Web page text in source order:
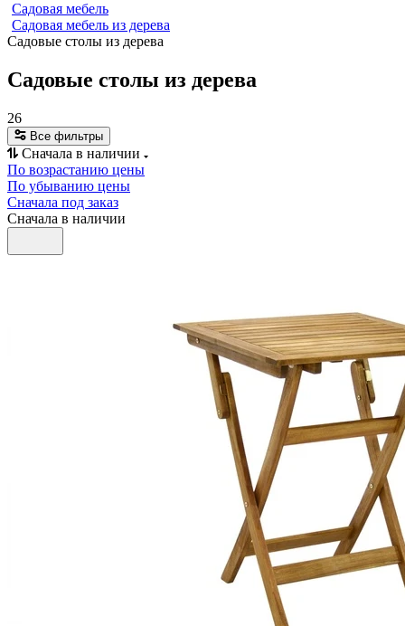
Cадовая мебель
Садовая мебель из дерева
Садовые столы из дерева
Садовые столы из дерева
26
Все фильтры
Сначала в наличии
По возрастанию цены
По убыванию цены
Сначала под заказ
Сначала в наличии